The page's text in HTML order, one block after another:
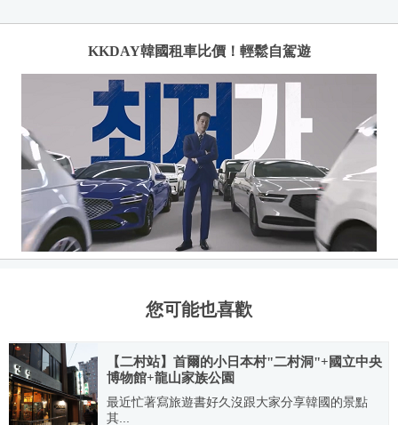
KKDAY韓國租車比價！輕鬆自駕遊
您可能也喜歡
【二村站】首爾的小日本村"二村洞"+國立中央
博物館+龍山家族公園
最近忙著寫旅遊書好久沒跟大家分享韓國的景點
其...